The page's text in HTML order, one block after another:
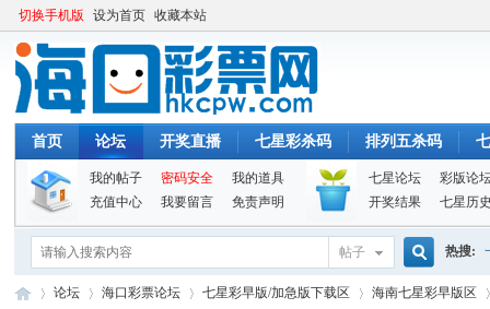
切换手机版 设为首页 收藏本站
首页 论坛 开奖直播 七星彩杀码 排列五杀码
我的帖子 密码安全
我的道具
充值中心
我要留言 免责声明
七星论坛
彩版论
开奖结果
七星历
帖子
搜
热搜:
论坛 海口彩票论坛 七星彩早版/加急版下载区 海南七星彩早版区